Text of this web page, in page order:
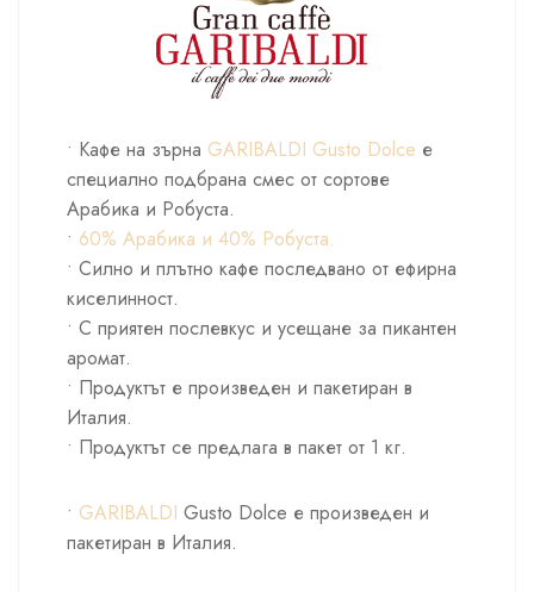
• Кафе на зърна GARIBALDI Gusto Dolce е
специално подбрана смес от сортове
Арабика и Робуста.
• 60% Арабика и 40% Робуста.
• Силно и плътно кафе последвано от ефирна
киселинност.
• С приятен послевкус и усещане за пикантен
аромат.
• Продуктът е произведен и пакетиран в
Италия.
• Продуктът се предлага в пакет от 1 кг.
• GARIBALDI Gusto Dolce е произведен и
пакетиран в Италия.